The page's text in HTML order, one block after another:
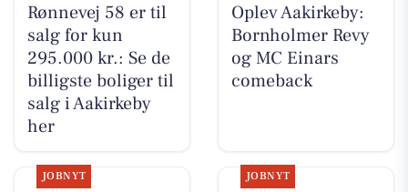
Rønnevej 58 er til
salg for kun
295.000 kr.: Se de
billigste boliger til
salg i Aakirkeby
her
Oplev Aakirkeby:
Bornholmer Revy
og MC Einars
comeback
JOBNYT JOBNYT